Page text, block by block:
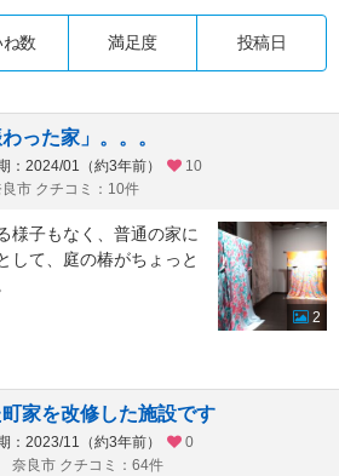
ね数 満足度 投稿日
った家」。。。
：2024/01（約3年前）
10
市 クチコミ：10件
様子もなく、普通の家に
して、庭の椿がちょっと
2
家を改修した施設です
：2023/11（約3年前）
0
奈良市 クチコミ：64件